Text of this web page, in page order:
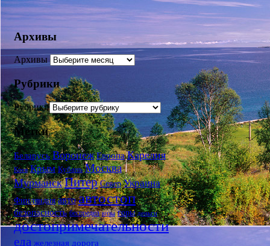
Архивы
Архивы
Рубрики
Рубрики
Метки
Беларусь Воронеж Европа Карелия
Киев Крым Кубань Москва
Мурманск Питер Север Украина
Финляндия авто автостоп
безопасность беспредел визы горы деньги
достопримечательности
еда железная дорога